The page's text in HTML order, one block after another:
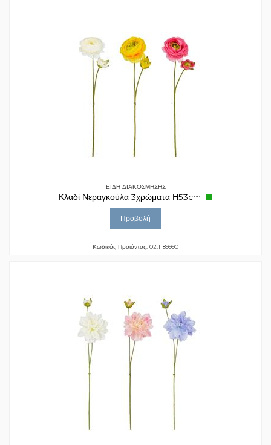
ΕΙΔΗ ΔΙΑΚΟΣΜΗΣΗΣ
Κλαδί Νεραγκούλα 3χρώματα Η53cm
Προβολή
Κωδικός Προϊόντος: 02.1189990